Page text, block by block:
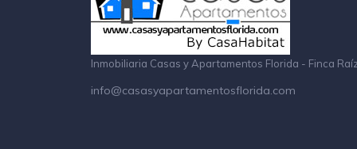
Inmobiliaria Casas y Apartamentos Florida - Finca
info@casasyapartamentosflorida.com